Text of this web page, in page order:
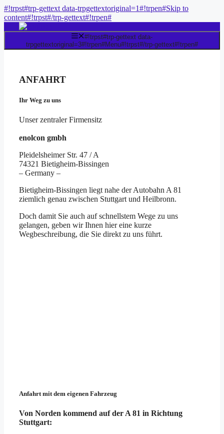
#!trpst#trp-gettext data-trpgettextoriginal=1#!trpen#Skip to
content#!trpst#/trp-gettext#!trpen#
#!trpst#trp-gettext data-
trpgettextoriginal=3#!trpen#Menu#!trpst#/trp-gettext#!trpen#
ANFAHRT
Ihr Weg zu uns
Unser zentraler Firmensitz
enolcon gmbh
Pleidelsheimer Str. 47 / A
74321 Bietigheim-Bissingen
– Germany –
Bietigheim-Bissingen liegt nahe der Autobahn A 81
ziemlich genau zwischen Stuttgart und Heilbronn.
Doch damit Sie auch auf schnellstem Wege zu uns
gelangen, geben wir Ihnen hier eine kurze
Wegbeschreibung, die Sie direkt zu uns führt.
Anfahrt mit dem eigenen Fahrzeug
Von Norden kommend auf der A 81 in Richtung
Stuttgart: